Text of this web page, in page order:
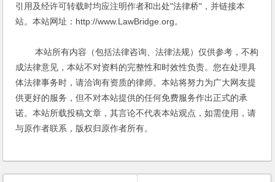
引用及经许可转载时均应注明作者和出处"法律桥"，并链接本
站。本站网址：http://www.LawBridge.org。
本站所有内容（包括法律咨询、法律法规）仅供参考，不构
成法律意见，本站不对资料的完整性和时效性负责。您在处理具
体法律事务时，请洽询有资质的律师。本站将努力为广大网友提
供更好的服务，但不对本站提供的任何免费服务作出正式的承
诺。本站所载投稿文章，其言论不代表本站观点，如需使用，请
与原作者联系，版权归原作者所有。